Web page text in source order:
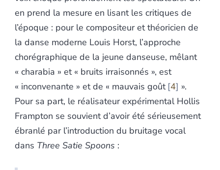
en prend la mesure en lisant les critiques de
l’époque : pour le compositeur et théoricien de
la danse moderne Louis Horst, l’approche
chorégraphique de la jeune danseuse, mêlant
« charabia » et « bruits irraisonnés », est
« inconvenante » et de « mauvais goût 4 ».
Pour sa part, le réalisateur expérimental Hollis
Frampton se souvient d’avoir été sérieusement
ébranlé par l’introduction du bruitage vocal
dans Three Satie Spoons :